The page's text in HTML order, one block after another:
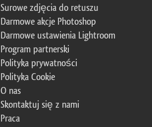
Surowe zdjęcia do retuszu
Darmowe akcje Photoshop
Darmowe ustawienia Lightroom
Program partnerski
Polityka prywatności
Polityka Cookie
O nas
Skontaktuj się z nami
Praca